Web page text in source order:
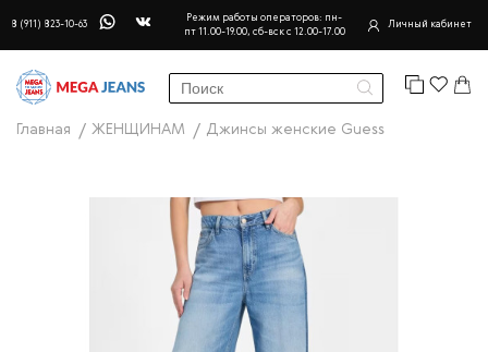
8 (911) 823-10-63
Режим работы операторов: пн-
пт 11.00-19.00, сб-вск с 12.00-17.00
Личный кабинет
Главная ЖЕНЩИНАМ Джинсы женские Guess